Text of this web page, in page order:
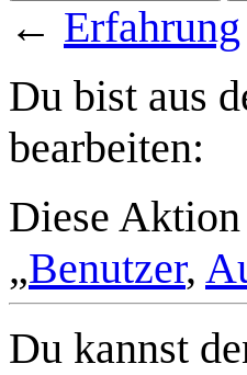
← Erfahrung
Du bist aus
bearbeiten:
Diese
„Benutzer,
Du kannst